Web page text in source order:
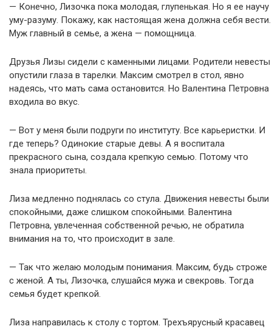
— Конечно, Лизочка пока молодая, глупенькая. Но я ее научу
уму-разуму. Покажу, как настоящая жена должна себя вести.
Муж главный в семье, а жена — помощница.
Друзья Лизы сидели с каменными лицами. Родители невесты
опустили глаза в тарелки. Максим смотрел в стол, явно
надеясь, что мать сама остановится. Но Валентина Петровна
входила во вкус.
— Вот у меня были подруги по институту. Все карьеристки. И
где теперь? Одинокие старые девы. А я воспитала
прекрасного сына, создала крепкую семью. Потому что
знала приоритеты.
Лиза медленно поднялась со стула. Движения невесты были
спокойными, даже слишком спокойными. Валентина
Петровна, увлеченная собственной речью, не обратила
внимания на то, что происходит в зале.
— Так что желаю молодым понимания. Максим, будь строже
с женой. А ты, Лизочка, слушайся мужа и свекровь. Тогда
семья будет крепкой.
Лиза направилась к столу с тортом. Трехъярусный красавец